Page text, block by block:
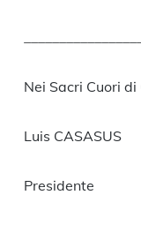
Nei Sacri Cuori
Luis CASASUS
Presidente